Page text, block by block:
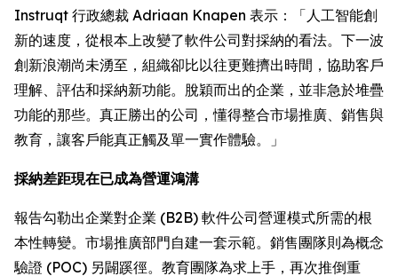
Instruqt 行政總裁 Adriaan Knapen 表示：「人工智能創
新的速度，從根本上改變了軟件公司對採納的看法。下一波
創新浪潮尚未湧至，組織卻比以往更難擠出時間，協助客戶
理解、評估和採納新功能。脫穎而出的企業，並非急於堆疊
功能的那些。真正勝出的公司，懂得整合市場推廣、銷售與
教育，讓客戶能真正觸及單一實作體驗。」
採納差距現在已成為營運鴻溝
報告勾勒出企業對企業 (B2B) 軟件公司營運模式所需的根
本性轉變。市場推廣部門自建一套示範。銷售團隊則為概念
驗證 (POC) 另闢蹊徑。教育團隊為求上手，再次推倒重